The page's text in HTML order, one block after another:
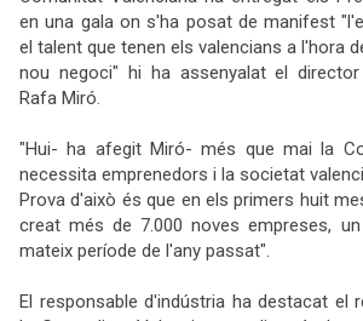
en una gala on s'ha posat de manifest
el talent que tenen els valencians a l'hora
nou negoci" hi ha assenyalat el director
Rafa Miró.
"Hui- ha afegit Miró- més que mai la
necessita emprenedors i la societat
Prova d'això és que en els primers huit
creat més de 7.000 noves empreses,
mateix període de l'any passat".
El responsable d'indústria ha destacat el